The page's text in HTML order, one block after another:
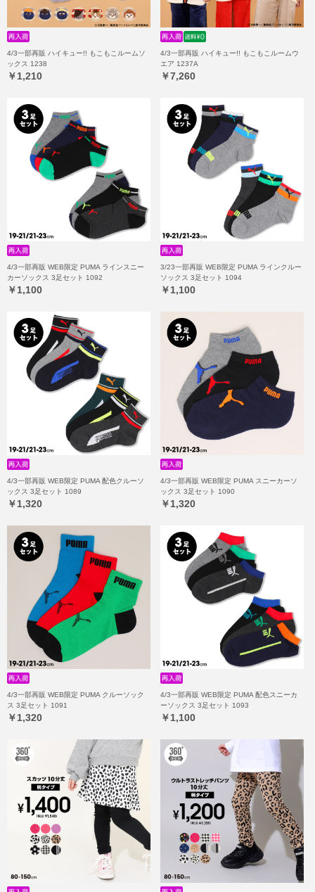
4/3一部再販 ハイキュー!! もこもこルームソ
ックス 1238
￥1,210
4/3一部再販 ハイキュー!! もこもこルームウ
エア 1237A
￥7,260
4/3一部再販 WEB限定 PUMA ラインスニー
カーソックス 3足セット 1092
￥1,100
3/23一部再販 WEB限定 PUMA ラインクルー
ソックス 3足セット 1094
￥1,100
4/3一部再販 WEB限定 PUMA 配色クルーソ
ックス 3足セット 1089
￥1,320
4/3一部再販 WEB限定 PUMA スニーカーソ
ックス 3足セット 1090
￥1,320
4/3一部再販 WEB限定 PUMA クルーソック
ス 3足セット 1091
￥1,320
4/3一部再販 WEB限定 PUMA 配色スニーカ
ーソックス 3足セット 1093
￥1,100